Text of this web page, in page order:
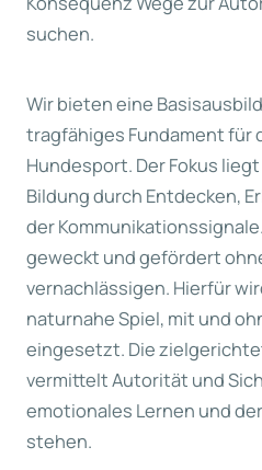
suchen.
Wir bieten eine
tragfähiges Fundament für
Hundesport. Der Fokus
Bildung durch Entdecken,
der
geweckt und gefördert
vernachlässigen. Hierfür
naturnahe Spiel, mit und
eingesetzt. Die
vermittelt Autorität und
emotionales Lernen und
stehen.